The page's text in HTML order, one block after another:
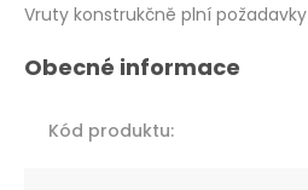
Vruty konstrukčně plní
Kód produktu: